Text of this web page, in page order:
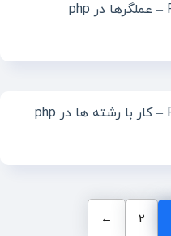
2
←